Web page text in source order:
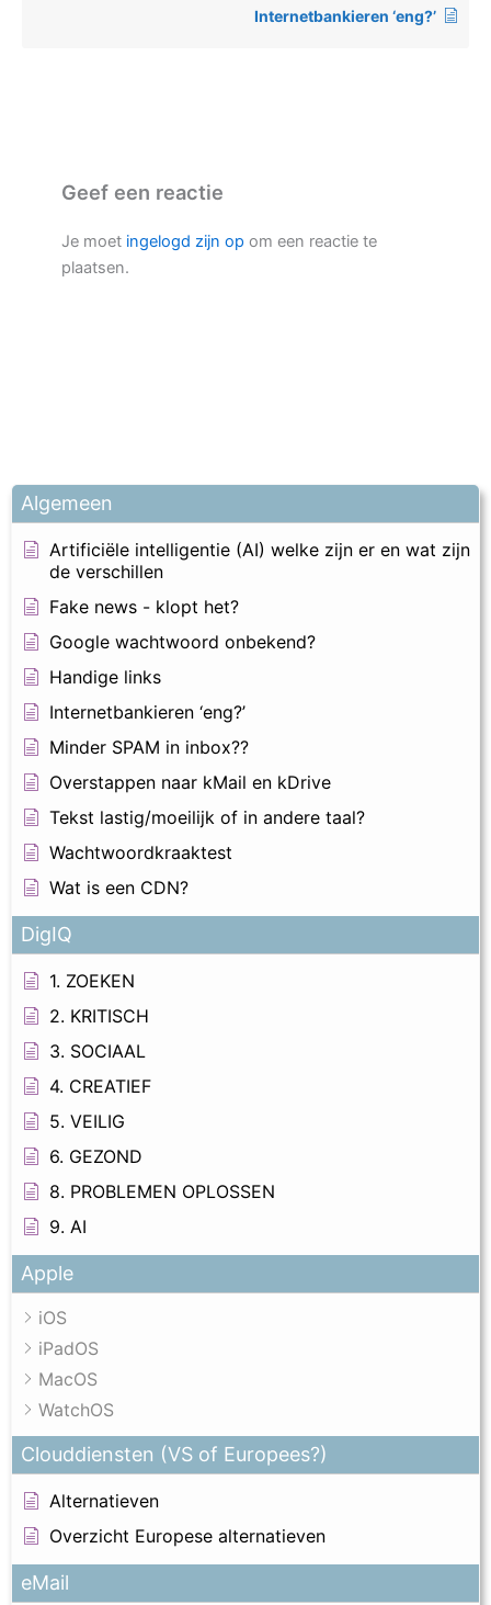
Algemeen
Artificiële intelligentie (AI) welke zijn er en wat zijn
de verschillen
Fake news - klopt het?
Google wachtwoord onbekend?
Handige links
Internetbankieren ‘eng?’
Minder SPAM in inbox??
Overstappen naar kMail en kDrive
Tekst lastig/moeilijk of in andere taal?
Wachtwoordkraaktest
Wat is een CDN?
DigIQ
1. ZOEKEN
2. KRITISCH
3. SOCIAAL
4. CREATIEF
5. VEILIG
6. GEZOND
8. PROBLEMEN OPLOSSEN
9. AI
Apple
iOS
iPadOS
MacOS
WatchOS
Clouddiensten (VS of Europees?)
Alternatieven
Overzicht Europese alternatieven
eMail
Internetbankieren ‘eng?’
Geef een reactie
Je moet ingelogd zijn op om een reactie te
plaatsen.